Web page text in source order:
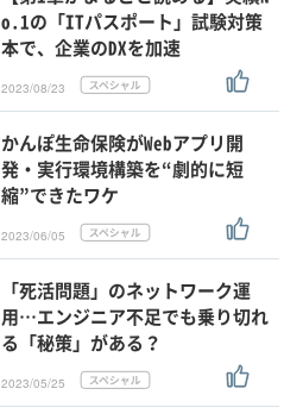
o.1の「ITパスポート」試験対策
本で、企業のDXを加速
2023/08/23
かんぽ生命保険がWebアプリ開
発・実行環境構築を“劇的に短
縮”できたワケ
2023/06/05
「死活問題」のネットワーク運
用…エンジニア不足でも乗り切れ
る「秘策」がある？
2023/05/25